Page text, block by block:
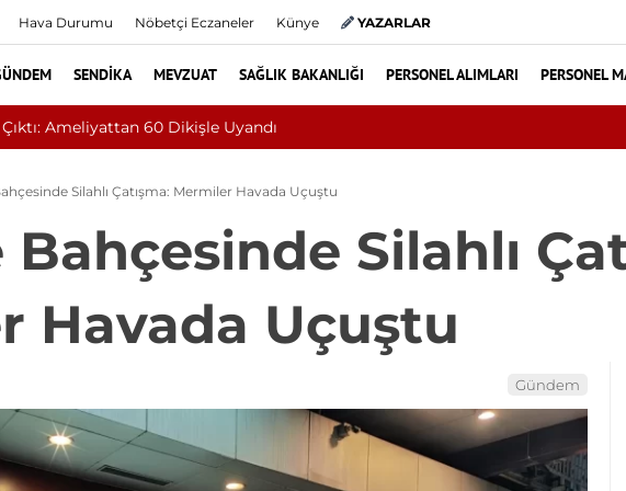
Hava Durumu Nöbetçi Eczaneler Künye YAZARLAR
SENDIKA MEVZUAT SAĞLIK BAKANLIĞI PERSONEL ALIMLARI PERSONEL
Dönmesiyle Gitti, Dünyada 68. Bundgaard Sendromu Vakası Oldu
Silahlı Çatışma: Mermiler Havada Uçuştu
Silahlı
Havada Uçuştu
Gündem